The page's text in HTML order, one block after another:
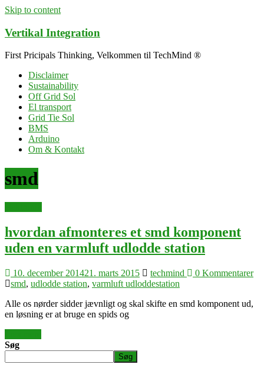
Skip to content
Vertikal Integration
First Pricipals Thinking, Velkommen til TechMind ®
Disclaimer
Sustainability
Off Grid Sol
El transport
Grid Tie Sol
BMS
Arduino
Om & Kontakt
smd
hvordan afmonteres et smd komponent
uden en varmluft udlodde station
10. december 201421. marts 2015 techmind
0 Kommentarer
smd, udlodde station, varmluft udloddestation
Alle os nørder sidder jævnligt og skal skifte en smd komponent ud,
en løsning er at bruge en spids og
Søg
Søg